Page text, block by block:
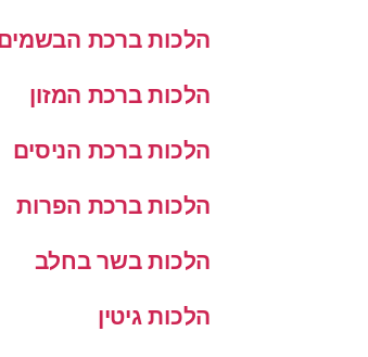
הלכות ברכת
הלכות ברכת המזון
הלכות ברכת הניסים
הלכות ברכת הפרות
הלכות בשר בחלב
הלכות גיטין